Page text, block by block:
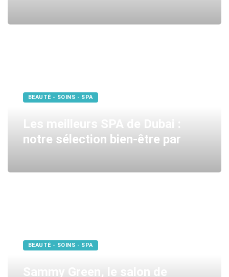
BEAUTÉ - SOINS - SPA
Les meilleurs SPA de Dubai :
notre sélection bien-être par
BEAUTÉ - SOINS - SPA
Sammy Green, le salon de